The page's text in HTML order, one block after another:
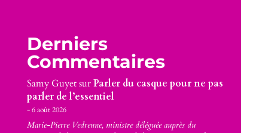
Derniers
Commentaires
Samy GuyetsurParler du casque pour ne pas
parler de l’essentiel
6 août 2026
Marie-Pierre Vedrenne, ministre déléguée auprès du